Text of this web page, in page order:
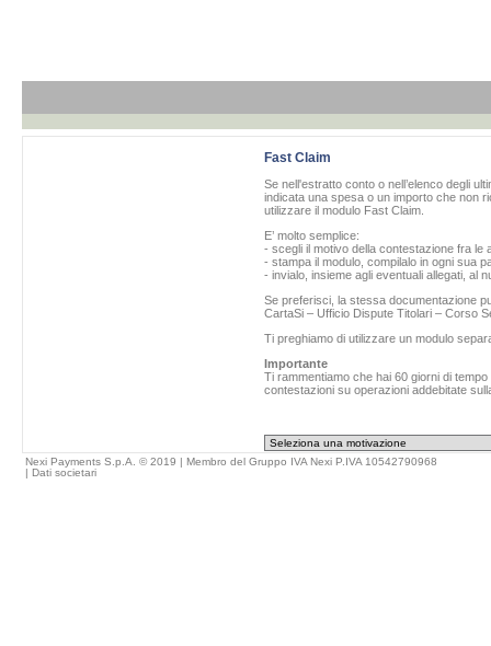
Fast Claim
Se nell'estratto conto o nell’elenco degli
indicata una spesa o un importo che non
utilizzare il modulo Fast Claim.
E’ molto semplice:
- scegli il motivo della contestazione fra le
- stampa il modulo, compilalo in ogni sua
- invialo, insieme agli eventuali allegati, al
Se preferisci, la stessa documentazione
CartaSi – Ufficio Dispute Titolari – Corso
Ti preghiamo di utilizzare un modulo
Importante
Ti rammentiamo che hai 60 giorni di
contestazioni su operazioni addebitate
Nexi Payments S.p.A. © 2019 | Membro del Gruppo IVA Nexi P.IVA 10542790968
| Dati societari